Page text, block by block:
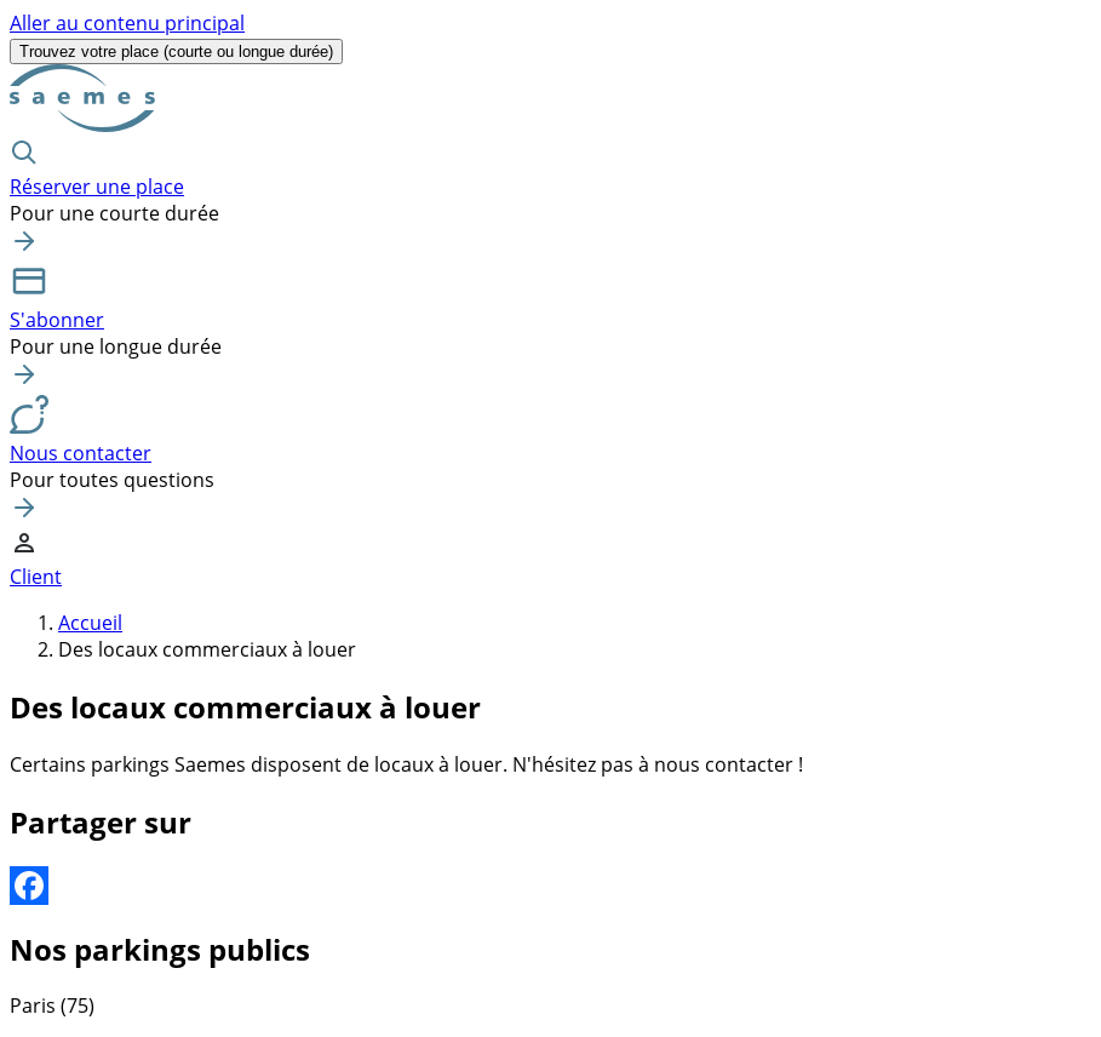
Aller au contenu principal
Trouvez votre place (courte ou longue durée)
Réserver une place
Pour une courte durée
S'abonner
Pour une longue durée
Nous contacter
Pour toutes questions
Client
Accueil
Des locaux commerciaux à louer
Des locaux commerciaux à louer
Certains parkings Saemes disposent de locaux à louer. N'hésitez pas à nous contacter !
Partager sur
Nos parkings publics
Paris (75)